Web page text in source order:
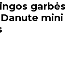
garbės
mini